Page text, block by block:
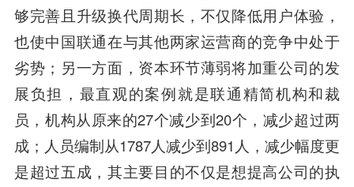
够完善且升级换代周期长，不仅降低用户体验，
也使中国联通在与其他两家运营商的竞争中处于
劣势；另一方面，资本环节薄弱将加重公司的发
展负担，最直观的案例就是联通精简机构和裁
员，机构从原来的27个减少到20个，减少超过两
成；人员编制从1787人减少到891人，减少幅度更
是超过五成，其主要目的不仅是想提高公司的执